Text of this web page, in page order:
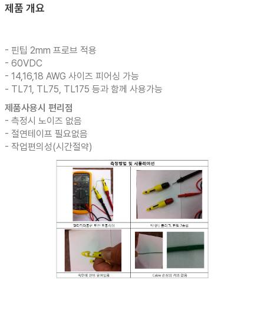
제품 개요
- 핀팁 2mm 프로브 적용
- 60VDC
- 14,16,18 AWG 사이즈 피어싱 가능
- TL71, TL75, TL175 등과 함께 사용가능
제품사용시 편리점
- 측정시 노이즈 없음
- 절연테이프 필요없음
- 작업편의성(시간절약)